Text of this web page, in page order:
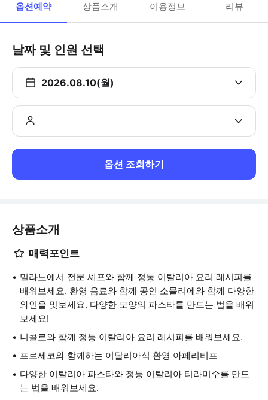
옵션예약 상품소개 이용정보 리뷰
날짜 및 인원 선택
2026.08.10(월)
옵션 조회하기
상품소개
매력포인트
밀라노에서 전문 셰프와 함께 정통 이탈리아 요리 레시피를
배워보세요. 환영 음료와 함께 공인 소믈리에와 함께 다양한
와인을 맛보세요. 다양한 모양의 파스타를 만드는 법을 배워
보세요!
니콜로와 함께 정통 이탈리아 요리 레시피를 배워보세요.
프로세코와 함께하는 이탈리아식 환영 아페리티프
다양한 이탈리아 파스타와 정통 이탈리아 티라미수를 만드
는 법을 배워보세요.